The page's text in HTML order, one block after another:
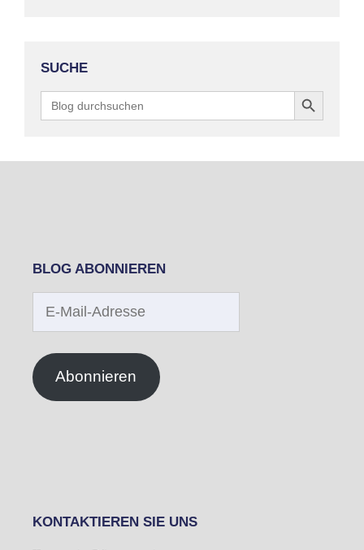
SUCHE
Search
for:
Search Button
BLOG ABONNIEREN
Mail-
Abonnieren
KONTAKTIEREN SIE UNS